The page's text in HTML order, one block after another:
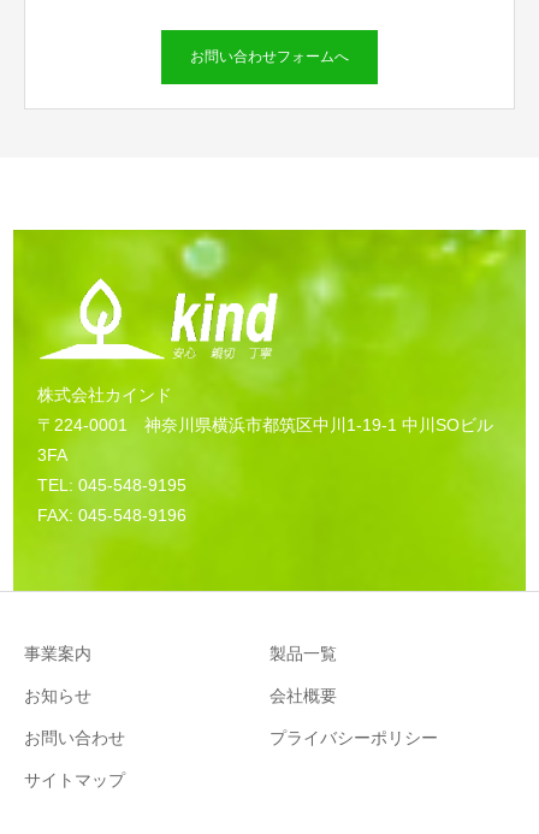
お問い合わせフォームへ
株式会社カインド
〒224-0001 神奈川県横浜市都筑区中川1-19-1 中川SOビル
3FA
TEL: 045-548-9195
FAX: 045-548-9196
事業案内 製品一覧
お知らせ 会社概要
お問い合わせ プライバシーポリシー
サイトマップ